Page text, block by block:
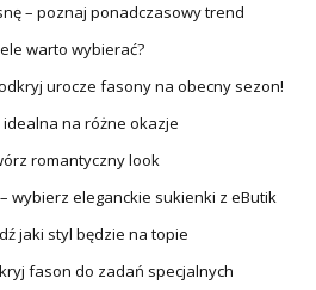
– poznaj ponadczasowy trend
warto wybierać?
urocze fasony na obecny sezon!
na różne okazje
romantyczny look
wybierz eleganckie sukienki z eButik
jaki styl będzie na topie
fason do zadań specjalnych